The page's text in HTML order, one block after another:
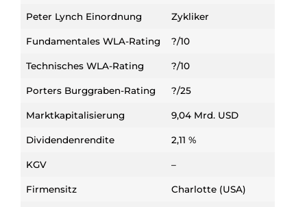
Peter Lynch Einordnung Zykliker
Fundamentales WLA-Rating ?/10
Technisches WLA-Rating ?/10
Porters Burggraben-Rating ?/25
Marktkapitalisierung 9,04 Mrd. USD
Dividendenrendite 2,11 %
KGV –
Firmensitz Charlotte (USA)